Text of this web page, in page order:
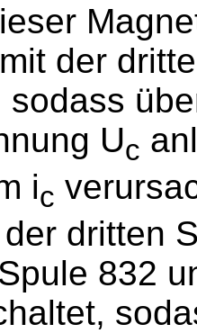
der
sodass
Uc
ic
dritten
832